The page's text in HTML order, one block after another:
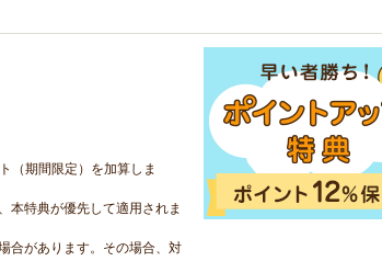
（期間限定）を加算しま
本特典が優先して適用されま
合があります。その場合、対